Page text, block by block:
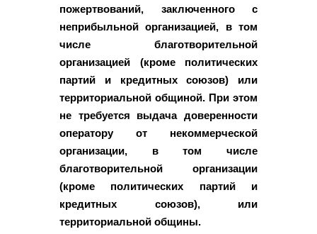
пожертвований, заключенного с
неприбыльной организацией, в том
числе благотворительной
организацией (кроме политических
партий и кредитных союзов) или
территориальной общиной. При этом
не требуется выдача доверенности
оператору от некоммерческой
организации, в том числе
благотворительной организации
(кроме политических партий и
кредитных союзов), или
территориальной общины.